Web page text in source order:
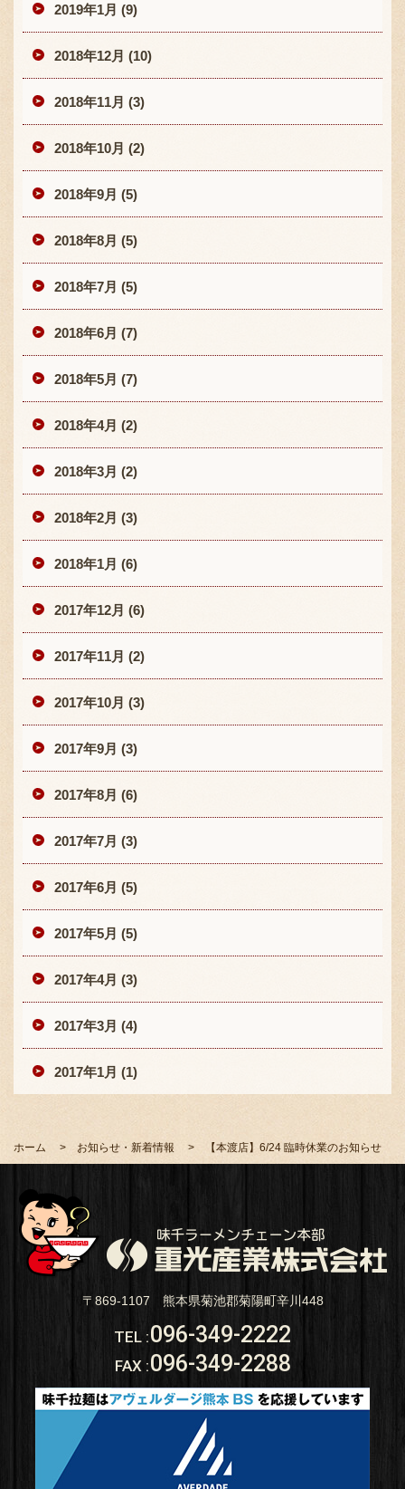
2019年1月 (9)
2018年12月 (10)
2018年11月 (3)
2018年10月 (2)
2018年9月 (5)
2018年8月 (5)
2018年7月 (5)
2018年6月 (7)
2018年5月 (7)
2018年4月 (2)
2018年3月 (2)
2018年2月 (3)
2018年1月 (6)
2017年12月 (6)
2017年11月 (2)
2017年10月 (3)
2017年9月 (3)
2017年8月 (6)
2017年7月 (3)
2017年6月 (5)
2017年5月 (5)
2017年4月 (3)
2017年3月 (4)
2017年1月 (1)
ホーム お知らせ・新着情報 【本渡店】6/24 臨時休業のお知らせ
〒869-1107 熊本県菊池郡菊陽町辛川448
TEL :096-349-2222
FAX :096-349-2288